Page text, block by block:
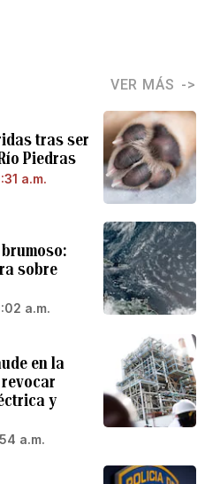
VER MÁS
tras ser
Piedras
a.m.
sobre
a.m.
en la
y
a.m.